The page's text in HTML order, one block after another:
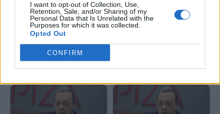
I want to opt-out of Collection, Use,
Retention, Sale, and/or Sharing of my
Personal Data that Is Unrelated with the
Purposes for which it was collected.
Opted Out
CONFIRM
Σ.Φάμελλος: Η ανασύνθεση και
ενότητα του προοδευτικού
κόσμου είναι και απαίτηση και
ανάγκη της κοινωνίας